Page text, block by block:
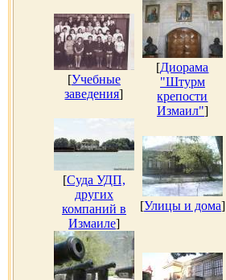
[Учебные
заведения]
[Диорама
"Штурм
крепости
Измаил"]
[Суда УДП,
других
компаний в
Измаиле]
[Улицы и дома]